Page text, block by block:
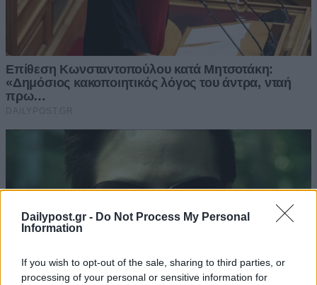
Dailypost.gr - Do Not Process My Personal
Information
If you wish to opt-out of the sale, sharing to third parties, or
processing of your personal or sensitive information for